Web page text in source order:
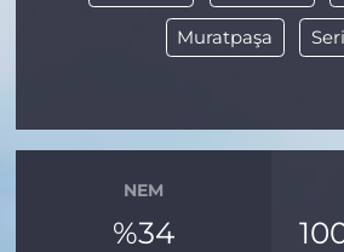
Muratpaşa
NEM
%34